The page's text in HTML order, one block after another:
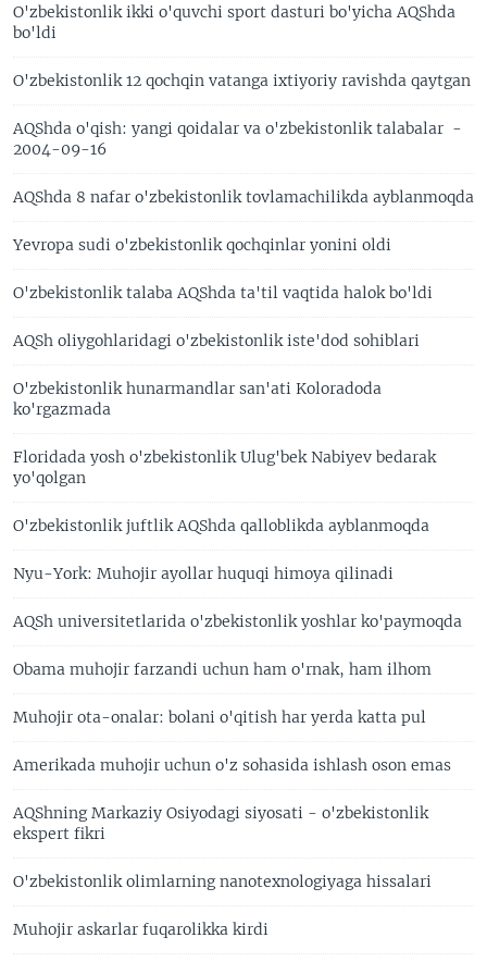
O'zbekistonlik ikki o'quvchi sport dasturi bo'yicha AQShda
bo'ldi
O'zbekistonlik 12 qochqin vatanga ixtiyoriy ravishda qaytgan
AQShda o'qish: yangi qoidalar va o'zbekistonlik talabalar -
2004-09-16
AQShda 8 nafar o'zbekistonlik tovlamachilikda ayblanmoqda
Yevropa sudi o'zbekistonlik qochqinlar yonini oldi
O'zbekistonlik talaba AQShda ta'til vaqtida halok bo'ldi
AQSh oliygohlaridagi o'zbekistonlik iste'dod sohiblari
O'zbekistonlik hunarmandlar san'ati Koloradoda
ko'rgazmada
Floridada yosh o'zbekistonlik Ulug'bek Nabiyev bedarak
yo'qolgan
O'zbekistonlik juftlik AQShda qalloblikda ayblanmoqda
Nyu-York: Muhojir ayollar huquqi himoya qilinadi
AQSh universitetlarida o'zbekistonlik yoshlar ko'paymoqda
Obama muhojir farzandi uchun ham o'rnak, ham ilhom
Muhojir ota-onalar: bolani o'qitish har yerda katta pul
Amerikada muhojir uchun o'z sohasida ishlash oson emas
AQShning Markaziy Osiyodagi siyosati - o'zbekistonlik
ekspert fikri
O'zbekistonlik olimlarning nanotexnologiyaga hissalari
Muhojir askarlar fuqarolikka kirdi